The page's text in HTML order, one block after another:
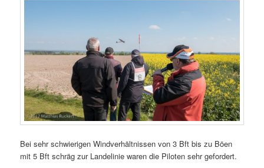
Bei sehr schwierigen Windverhältnissen von 3 Bft bis zu Böen
mit 5 Bft schräg zur Landelinie waren die Piloten sehr gefordert.